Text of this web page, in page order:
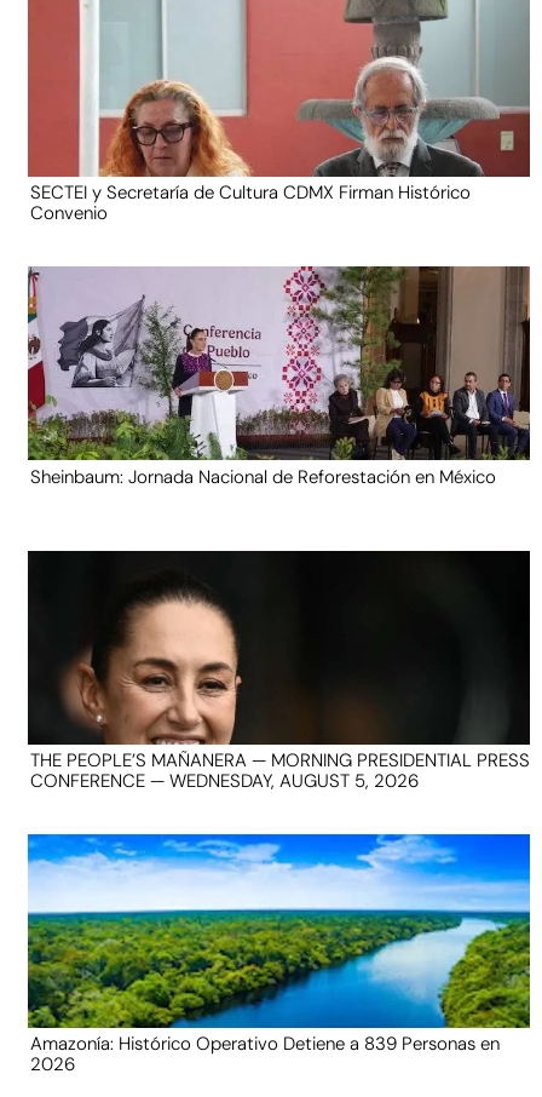
SECTEI y Secretaría de Cultura CDMX Firman Histórico
Convenio
Sheinbaum: Jornada Nacional de Reforestación en México
THE PEOPLE’S MAÑANERA — MORNING PRESIDENTIAL PRESS
CONFERENCE — WEDNESDAY, AUGUST 5, 2026
Amazonía: Histórico Operativo Detiene a 839 Personas en
2026